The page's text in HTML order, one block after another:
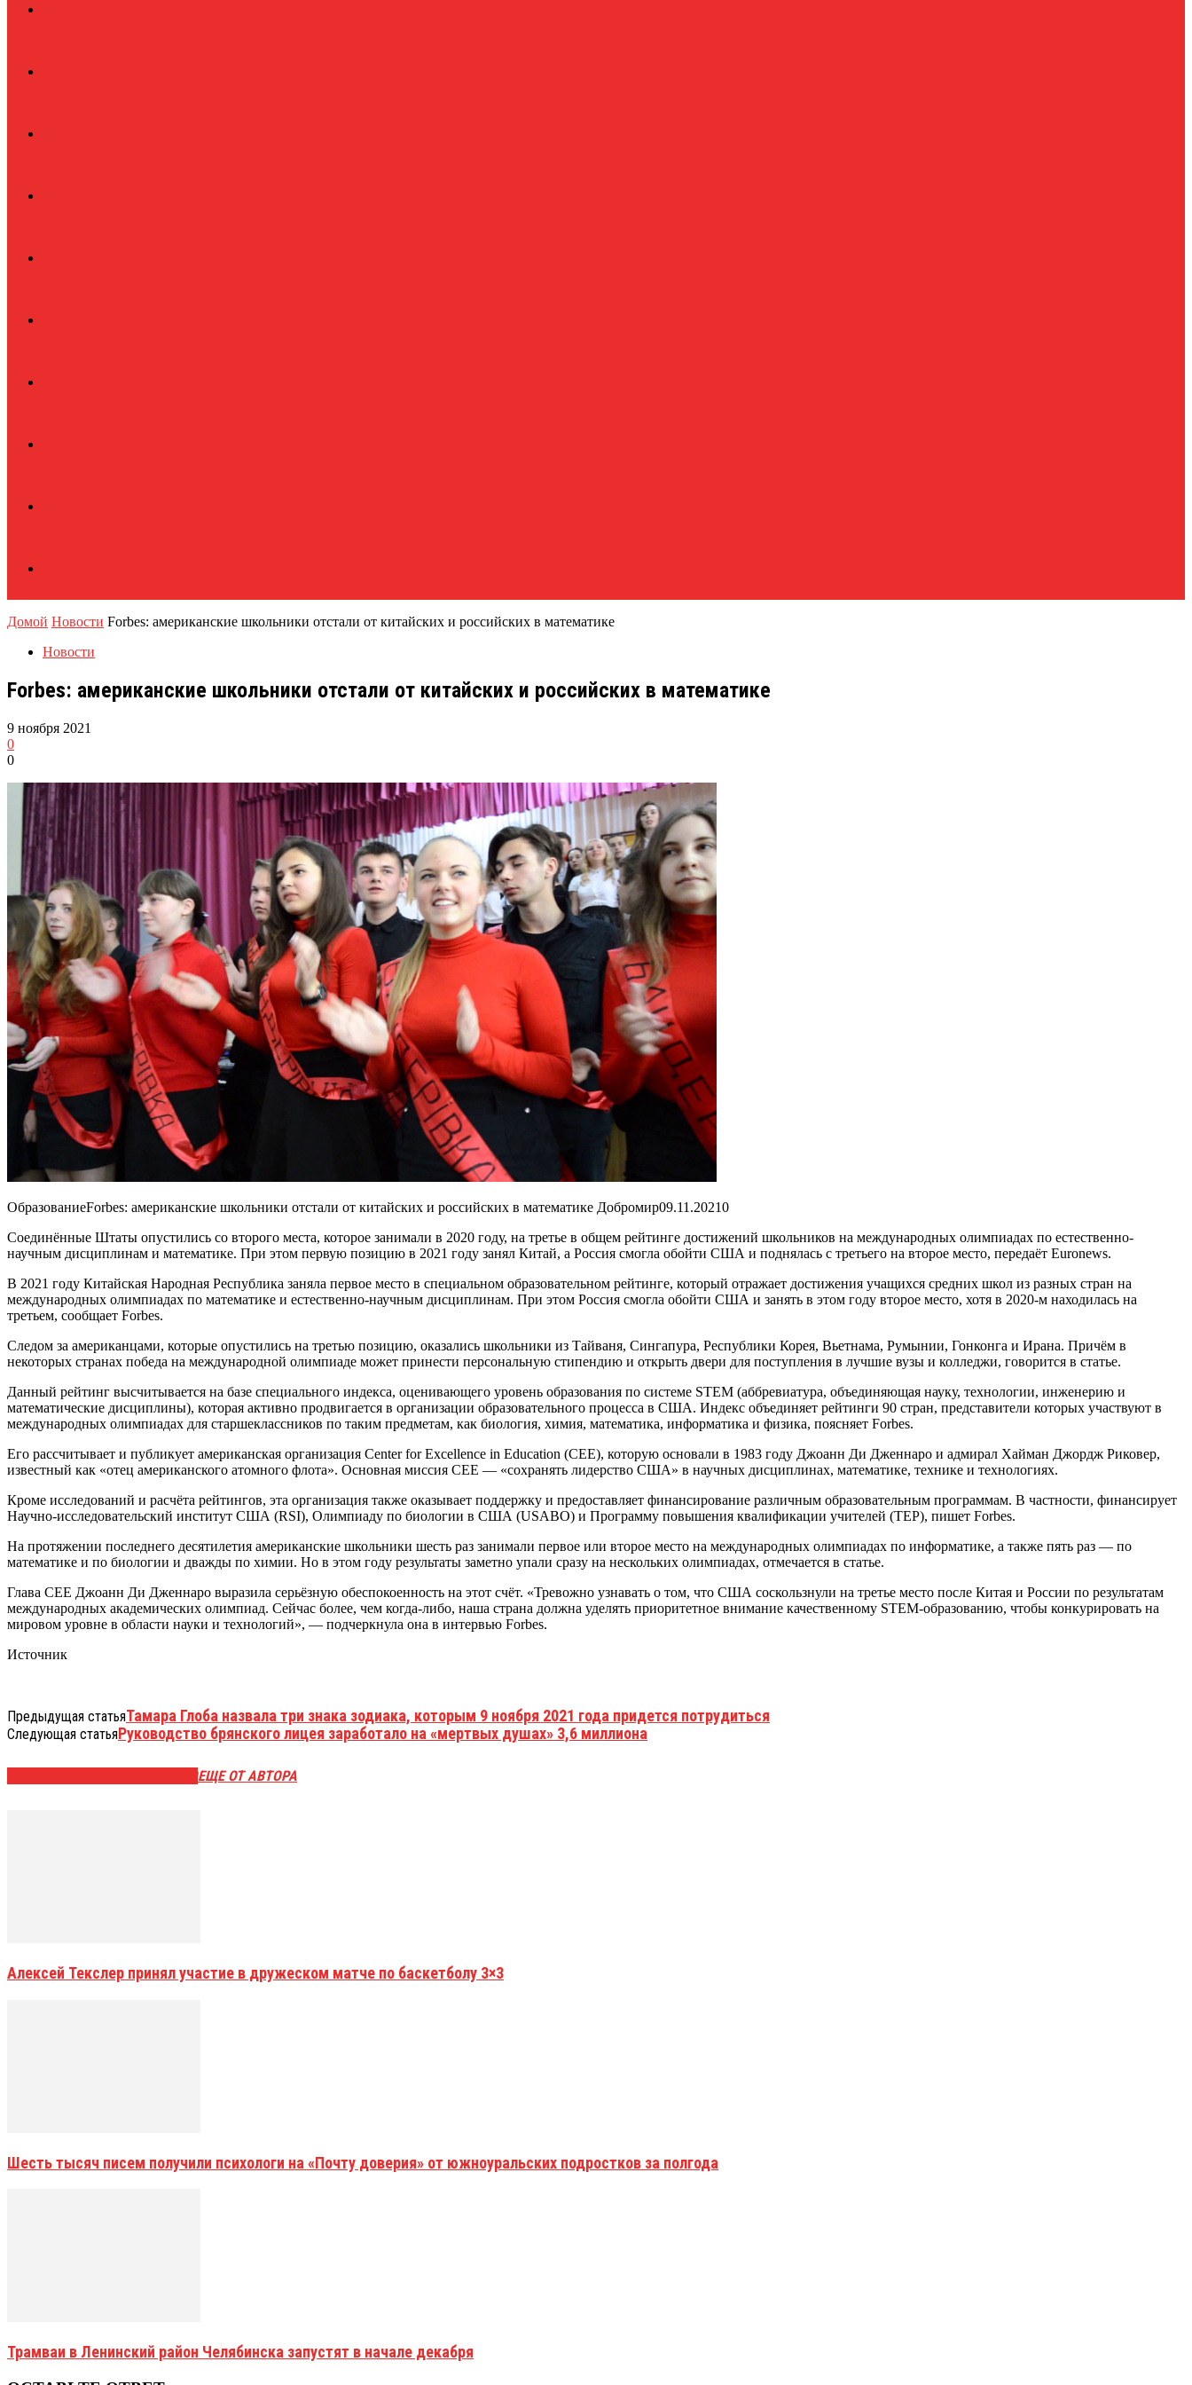
Домой Новости Forbes: американские школьники отстали от китайских и российских в математике
Новости
Forbes: американские школьники отстали от китайских и российских в математике
9 ноября 2021
0
0
ОбразованиеForbes: американские школьники отстали от китайских и российских в математике Добромир09.11.20210
Соединённые Штаты опустились со второго места, которое занимали в 2020 году, на третье в общем рейтинге достижений школьников на международных олимпиадах по естественно-
научным дисциплинам и математике. При этом первую позицию в 2021 году занял Китай, а Россия смогла обойти США и поднялась с третьего на второе место, передаёт Euronews.
В 2021 году Китайская Народная Республика заняла первое место в специальном образовательном рейтинге, который отражает достижения учащихся средних школ из разных стран на
международных олимпиадах по математике и естественно-научным дисциплинам. При этом Россия смогла обойти США и занять в этом году второе место, хотя в 2020-м находилась на
третьем, сообщает Forbes.
Следом за американцами, которые опустились на третью позицию, оказались школьники из Тайваня, Сингапура, Республики Корея, Вьетнама, Румынии, Гонконга и Ирана. Причём в
некоторых странах победа на международной олимпиаде может принести персональную стипендию и открыть двери для поступления в лучшие вузы и колледжи, говорится в статье.
Данный рейтинг высчитывается на базе специального индекса, оценивающего уровень образования по системе STEM (аббревиатура, объединяющая науку, технологии, инженерию и
математические дисциплины), которая активно продвигается в организации образовательного процесса в США. Индекс объединяет рейтинги 90 стран, представители которых участвуют в
международных олимпиадах для старшеклассников по таким предметам, как биология, химия, математика, информатика и физика, поясняет Forbes.
Его рассчитывает и публикует американская организация Center for Excellence in Education (CEE), которую основали в 1983 году Джоанн Ди Дженнаро и адмирал Хайман Джордж Риковер,
известный как «отец американского атомного флота». Основная миссия CEE — «сохранять лидерство США» в научных дисциплинах, математике, технике и технологиях.
Кроме исследований и расчёта рейтингов, эта организация также оказывает поддержку и предоставляет финансирование различным образовательным программам. В частности, финансирует
Научно-исследовательский институт США (RSI), Олимпиаду по биологии в США (USABO) и Программу повышения квалификации учителей (TEP), пишет Forbes.
На протяжении последнего десятилетия американские школьники шесть раз занимали первое или второе место на международных олимпиадах по информатике, а также пять раз — по
математике и по биологии и дважды по химии. Но в этом году результаты заметно упали сразу на нескольких олимпиадах, отмечается в статье.
Глава CEE Джоанн Ди Дженнаро выразила серьёзную обеспокоенность на этот счёт. «Тревожно узнавать о том, что США соскользнули на третье место после Китая и России по результатам
международных академических олимпиад. Сейчас более, чем когда-либо, наша страна должна уделять приоритетное внимание качественному STEM-образованию, чтобы конкурировать на
мировом уровне в области науки и технологий», — подчеркнула она в интервью Forbes.
Источник
Предыдущая статьяТамара Глоба назвала три знака зодиака, которым 9 ноября 2021 года придется потрудиться
Следующая статьяРуководство брянского лицея заработало на «мертвых душах» 3,6 миллиона
ЕЩЕ ОТ АВТОРА
Алексей Текслер принял участие в дружеском матче по баскетболу 3×3
Шесть тысяч писем получили психологи на «Почту доверия» от южноуральских подростков за полгода
Трамваи в Ленинский район Челябинска запустят в начале декабря